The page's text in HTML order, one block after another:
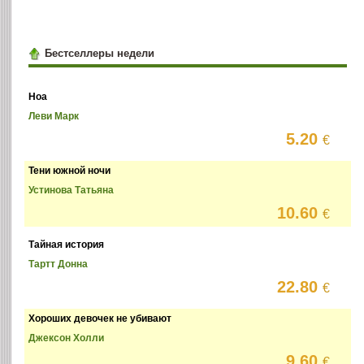
Бестселлеры недели
Ноа
Леви Марк
5.20€
Тени южной ночи
Устинова Татьяна
10.60€
Тайная история
Тартт Донна
22.80€
Хороших девочек не убивают
Джексон Холли